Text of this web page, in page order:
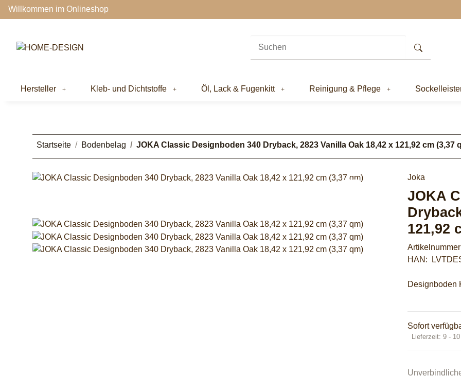
Willkommen im Onlineshop
Hersteller Kleb- und Dichtstoffe Öl, Lack & Fugenkitt Reinigung & Pflege
Startseite Bodenbelag JOKA Classic Designboden 340 Dryback, 2823 Vanilla Oak 18,42 x 121,92 cm (3,37
Joka
JOKA
121,92
HAN:
Designboden
Sofort
Lieferzeit:9 -